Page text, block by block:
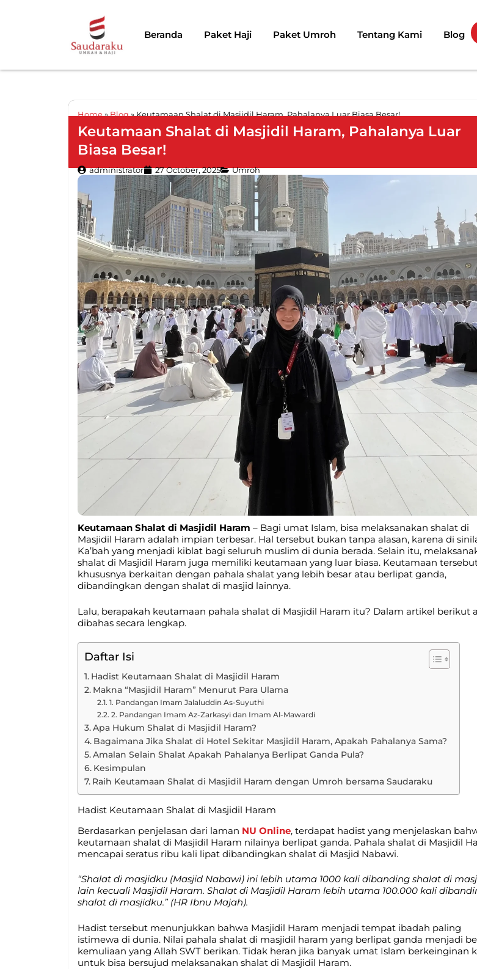
Beranda Paket Haji Paket Umroh Tentang Kami Blog
Home»Blog»Keutamaan Shalat di Masjidil Haram, Pahalanya Luar Biasa Besar!
Keutamaan Shalat di Masjidil Haram, Pahalanya Luar
Biasa Besar!
administrator 27 October, 2025 Umroh
Keutamaan Shalat di Masjidil Haram – Bagi umat Islam, bisa melaksanakan shalat di
Masjidil Haram adalah impian terbesar. Hal tersebut bukan tanpa alasan, karena di
Ka’bah yang menjadi kiblat bagi seluruh muslim di dunia berada. Selain itu,
shalat di Masjidil Haram juga memiliki keutamaan yang luar biasa. Keutamaan
khususnya berkaitan dengan pahala shalat yang lebih besar atau berlipat ganda,
dibandingkan dengan shalat di masjid lainnya.
Lalu, berapakah keutamaan pahala shalat di Masjidil Haram itu? Dalam artikel berikut
dibahas secara lengkap.
Daftar Isi
Hadist Keutamaan Shalat di Masjidil Haram
Makna “Masjidil Haram” Menurut Para Ulama
1. Pandangan Imam Jalaluddin As-Suyuthi
2. Pandangan Imam Az-Zarkasyi dan Imam Al-Mawardi
Apa Hukum Shalat di Masjidil Haram?
Bagaimana Jika Shalat di Hotel Sekitar Masjidil Haram, Apakah Pahalanya Sama?
Amalan Selain Shalat Apakah Pahalanya Berlipat Ganda Pula?
Kesimpulan
Raih Keutamaan Shalat di Masjidil Haram dengan Umroh bersama Saudaraku
Hadist Keutamaan Shalat di Masjidil Haram
Berdasarkan penjelasan dari laman NU Online, terdapat hadist yang menjelaskan
keutamaan shalat di Masjidil Haram nilainya berlipat ganda. Pahala shalat di Masjidil
mencapai seratus ribu kali lipat dibandingkan shalat di Masjid Nabawi.
“Shalat di masjidku (Masjid Nabawi) ini lebih utama 1000 kali dibanding shalat di
lain kecuali Masjidil Haram. Shalat di Masjidil Haram lebih utama 100.000 kali
shalat di masjidku.” (HR Ibnu Majah).
Hadist tersebut menunjukkan bahwa Masjidil Haram menjadi tempat ibadah paling
istimewa di dunia. Nilai pahala shalat di masjidil haram yang berlipat ganda menjadi
kemuliaan yang Allah SWT berikan. Tidak heran jika banyak umat Islam berkeinginan
untuk bisa bersujud melaksanakan shalat di Masjidil Haram.